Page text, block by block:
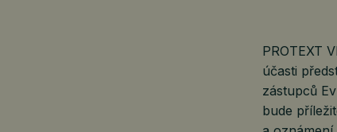
PROTEXT
účasti
zástupců
bude